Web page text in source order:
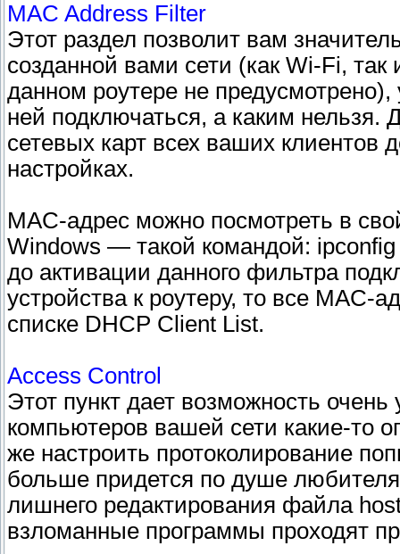
MAC Address Filter
Этот раздел позволит вам
созданной вами сети (как Wi-Fi, так
данном роутере не
ней подключаться, а каким нельзя.
сетевых карт всех ваших клиентов
настройках.
MAC-адрес можно посмотреть в
Windows — такой командой:
до активации данного фильтра
устройства к роутеру, то все MAC-
списке DHCP Client List.
Access Control
Этот пункт дает возможность
компьютеров вашей сети какие-то
же настроить протоколирование
больше придется по душе
лишнего редактирования файла
взломанные программы проходят